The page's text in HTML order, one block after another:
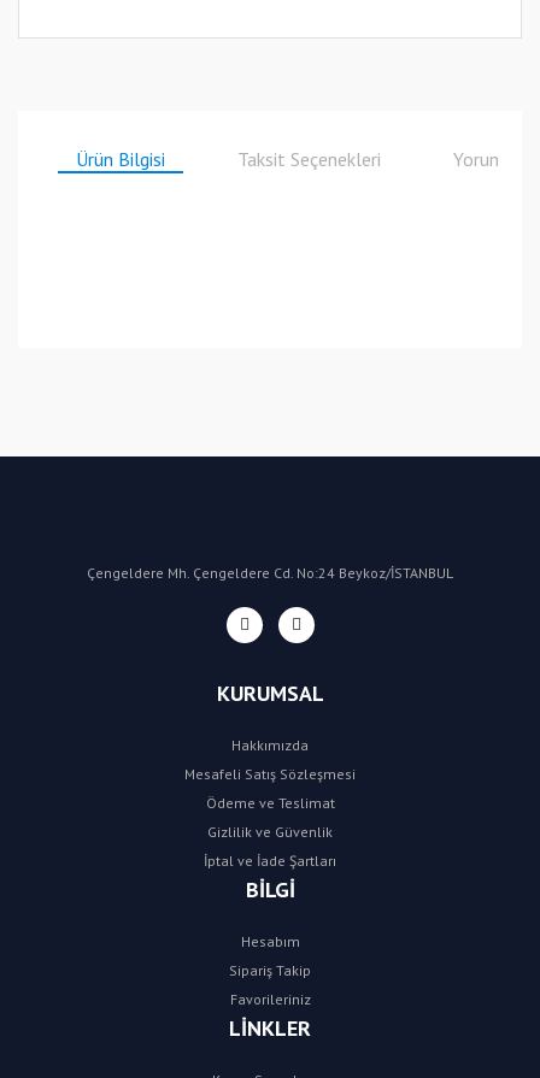
Ürün Bilgisi Taksit Seçenekleri Yorumlar
Çengeldere Mh. Çengeldere Cd. No:24 Beykoz/İSTANBUL
KURUMSAL
Hakkımızda
Mesafeli Satış Sözleşmesi
Ödeme ve Teslimat
Gizlilik ve Güvenlik
İptal ve İade Şartları
BİLGİ
Hesabım
Sipariş Takip
Favorileriniz
LİNKLER